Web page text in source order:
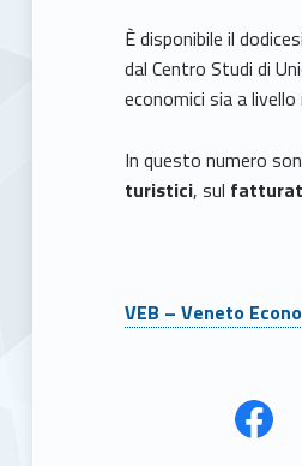
È disponibile il
dal Centro Studi di
economici sia a
In questo numero
turistici, sul
VEB – Veneto